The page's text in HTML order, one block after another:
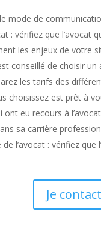
mode de
: vérifiez que
les enjeux de votre
conseillé de choisir
les tarifs des
choisissez est prêt à
ont eu recours à
sa carrière
l’avocat : vérifiez
Je